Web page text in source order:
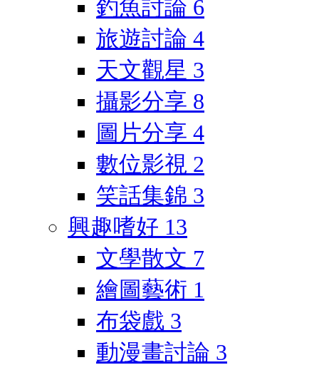
釣魚討論 6
旅遊討論 4
天文觀星 3
攝影分享 8
圖片分享 4
數位影視 2
笑話集錦 3
興趣嗜好 13
文學散文 7
繪圖藝術 1
布袋戲 3
動漫畫討論 3